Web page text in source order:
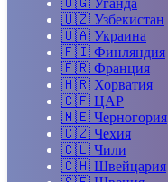
🇺🇿 Узбекистан
🇺🇦 Украина
🇫🇮 Финляндия
🇫🇷 Франция
🇭🇷 Хорватия
🇨🇫 ЦАР
🇲🇪 Черногория
🇨🇿 Чехия
🇨🇱 Чили
🇨🇭 Швейцария